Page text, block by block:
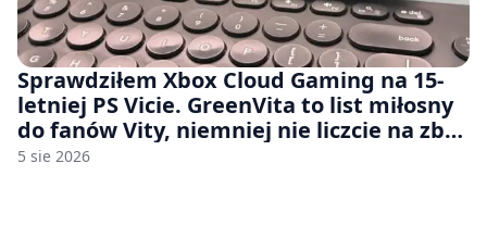
Sprawdziłem Xbox Cloud Gaming na 15-
letniej PS Vicie. GreenVita to list miłosny
do fanów Vity, niemniej nie liczcie na zbyt
wiele [FELIETON]
5 sie 2026